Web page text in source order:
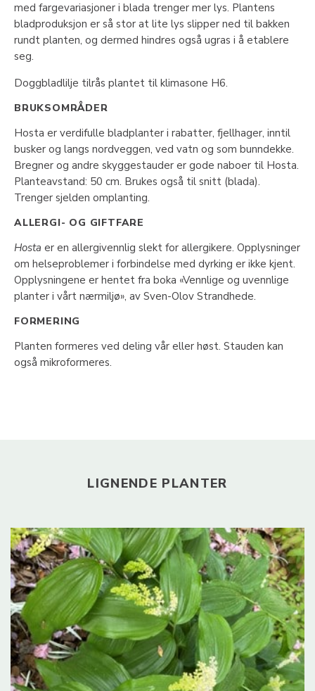
med fargevariasjoner i blada trenger mer lys. Plantens
bladproduksjon er så stor at lite lys slipper ned til bakken
rundt planten, og dermed hindres også ugras i å etablere
seg.
Doggbladlilje tilrås plantet til klimasone H6.
BRUKSOMRÅDER
Hosta er verdifulle bladplanter i rabatter, fjellhager, inntil
busker og langs nordveggen, ved vatn og som bunndekke.
Bregner og andre skyggestauder er gode naboer til Hosta.
Planteavstand: 50 cm. Brukes også til snitt (blada).
Trenger sjelden omplanting.
ALLERGI- OG GIFTFARE
Hosta er en allergivennlig slekt for allergikere. Opplysninger
om helseproblemer i forbindelse med dyrking er ikke kjent.
Opplysningene er hentet fra boka «Vennlige og uvennlige
planter i vårt nærmiljø», av Sven-Olov Strandhede.
FORMERING
Planten formeres ved deling vår eller høst. Stauden kan
også mikroformeres.
LIGNENDE PLANTER